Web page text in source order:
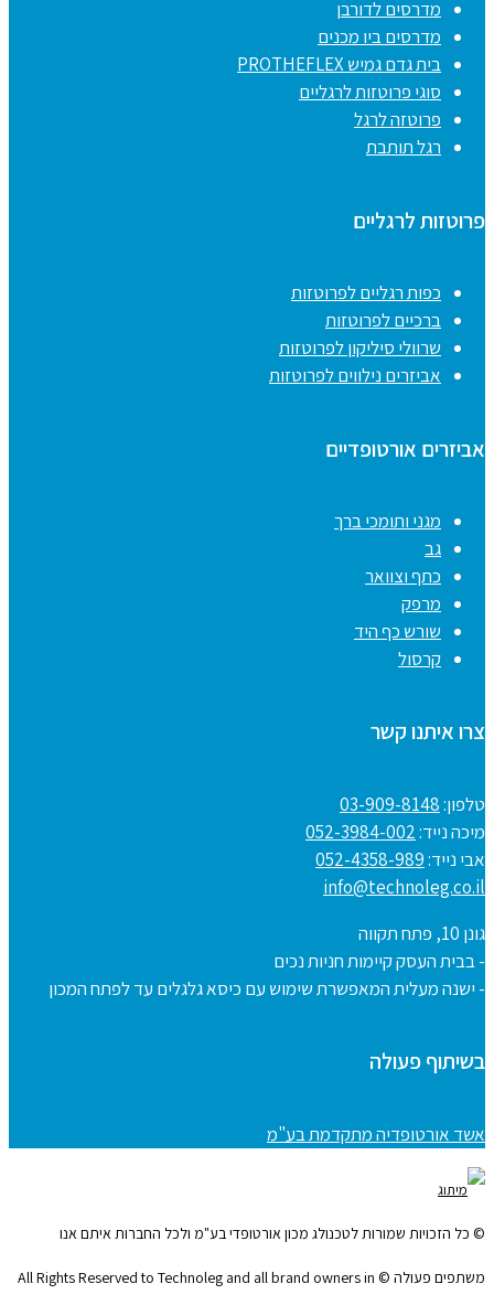
מדרסים לדורבן
מדרסים ביו מכנים
בית גדם גמיש PROTHEFLEX
סוגי פרוטזות לרגליים
פרוטזה לרגל
רגל תותבת
פרוטזות לרגליים
כפות רגליים לפרוטזות
ברכיים לפרוטזות
שרוולי סיליקון לפרוטזות
אביזרים נילווים לפרוטזות
אביזרים אורטופדיים
מגני ותומכי ברך
גב
כתף וצוואר
מרפק
שורש כף היד
קרסול
צרו איתנו קשר
טלפון:03-909-8148
מיכה נייד:052-3984-002
אבי נייד:052-4358-989
info@technoleg.co.il
גונן 10, פתח תקווה
- בבית העסק קיימות חניות נכים
- ישנה מעלית המאפשרת שימוש עם כיסא גלגלים עד לפתח המכון
בשיתוף פעולה
אשד אורטופדיה מתקדמת בע"מ
© כל הזכויות שמורות לטכנולג מכון אורטופדי בע"מ ולכל החברות איתם אנו
משתפים פעולה © All Rights Reserved to Technoleg and all brand owners in